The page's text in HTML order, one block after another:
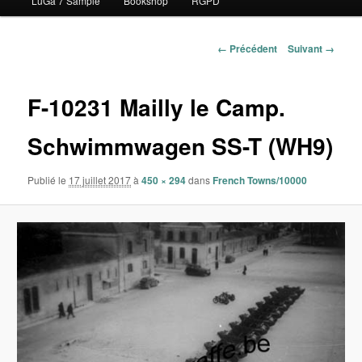
contenu
Navigation
← Précédent Suivant →
F-10231 Mailly le Camp.
Schwimmwagen SS-T (WH9)
Publié le 17 juillet 2017à450 × 294dans French Towns/10000